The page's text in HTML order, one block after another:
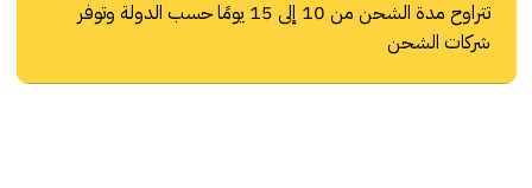
تتراوح مدة الشحن من 10 إلى 15 يومًا حسب الدولة وتوفر
شركات الشحن